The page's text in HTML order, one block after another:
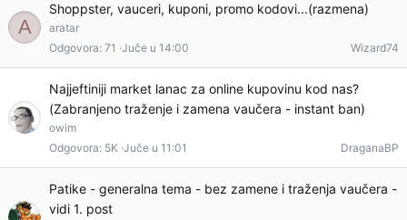
A
Shoppster, vauceri, kuponi, promo kodovi...(razmena)
aratar
Odgovora 71 Juče u 14:00 Wizard74
Najjeftiniji market lanac za online kupovinu kod nas?
(Zabranjeno traženje i zamena vaučera - instant ban)
owim
Odgovora 5K Juče u 11:01 DraganaBP
Patike - generalna tema - bez zamene i traženja vaučera -
vidi 1. post